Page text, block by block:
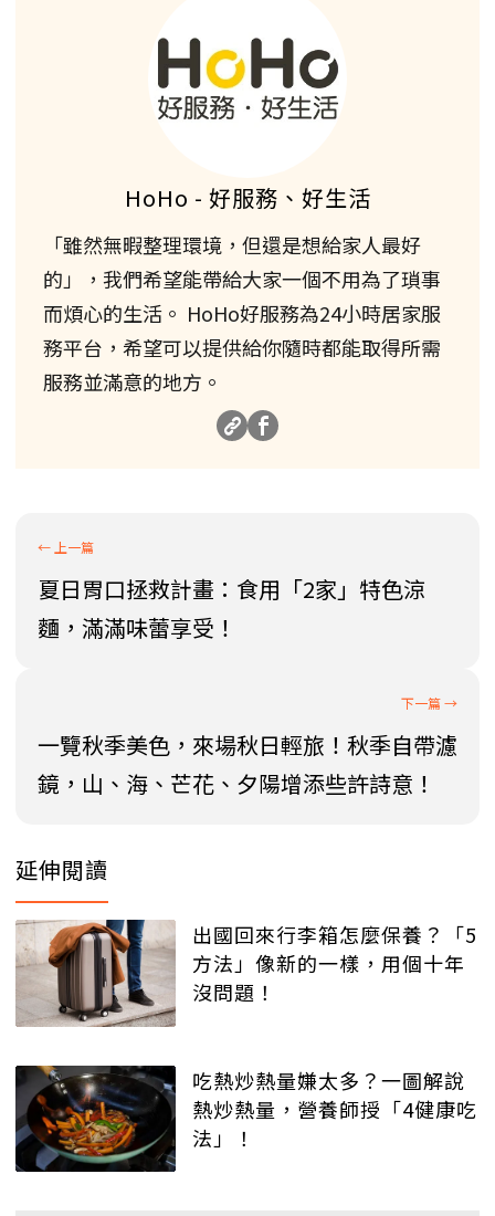
HoHo - 好服務、好生活
「雖然無暇整理環境，但還是想給家人最好
的」，我們希望能帶給大家一個不用為了瑣事
而煩心的生活。 HoHo好服務為24小時居家服
務平台，希望可以提供給你隨時都能取得所需
服務並滿意的地方。
夏日胃口拯救計畫：食用「2家」特色涼
麵，滿滿味蕾享受！
一覽秋季美色，來場秋日輕旅！秋季自帶濾
鏡，山、海、芒花、夕陽增添些許詩意！
延伸閱讀
出國回來行李箱怎麼保養？「5
方法」像新的一樣，用個十年
沒問題！
吃熱炒熱量嫌太多？一圖解說
熱炒熱量，營養師授「4健康吃
法」！